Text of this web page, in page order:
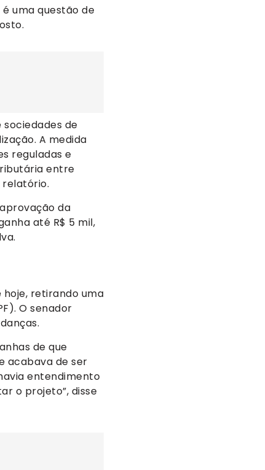
uma questão de
sociedades de
A medida
reguladas e
entre
relatório.
da
até R$ 5 mil,
hoje, retirando uma
O senador
de que
acabava de ser
entendimento
o projeto”, disse